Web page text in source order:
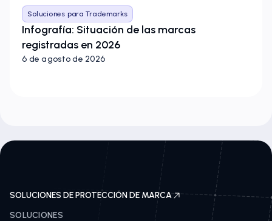
Soluciones para Trademarks
Infografía: Situación de las marcas
registradas en 2026
6 de agosto de 2026
SOLUCIONES DE PROTECCIÓN DE MARCA
SOLUCIONES